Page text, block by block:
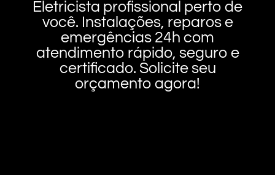
Eletricista profissional perto de
você. Instalações, reparos e
emergências 24h com
atendimento rápido, seguro e
certificado. Solicite seu
orçamento agora!